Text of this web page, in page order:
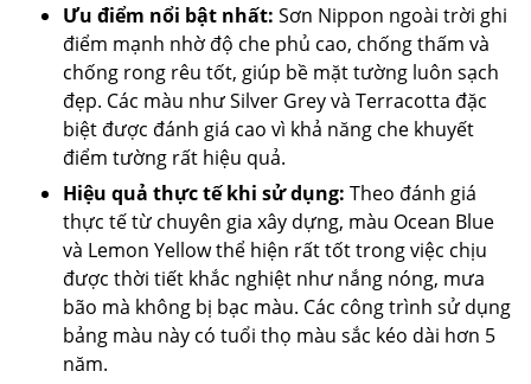
Ưu điểm nổi bật nhất: Sơn Nippon ngoài trời ghi
điểm mạnh nhờ độ che phủ cao, chống thấm và
chống rong rêu tốt, giúp bề mặt tường luôn sạch
đẹp. Các màu như Silver Grey và Terracotta đặc
biệt được đánh giá cao vì khả năng che khuyết
điểm tường rất hiệu quả.
Hiệu quả thực tế khi sử dụng: Theo đánh giá
thực tế từ chuyên gia xây dựng, màu Ocean Blue
và Lemon Yellow thể hiện rất tốt trong việc chịu
được thời tiết khắc nghiệt như nắng nóng, mưa
bão mà không bị bạc màu. Các công trình sử dụng
bảng màu này có tuổi thọ màu sắc kéo dài hơn 5
năm.